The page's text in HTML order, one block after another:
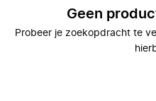
Geen
Probeer je zoekopdracht te